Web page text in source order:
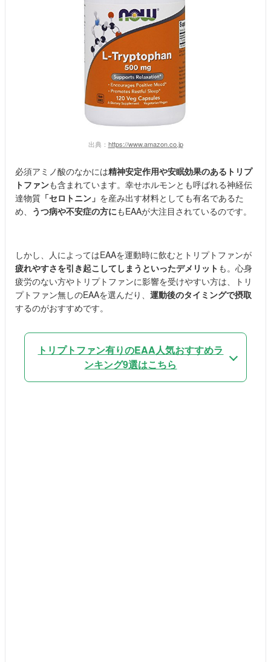
出典： https://www.amazon.co.jp
必須アミノ酸のなかには精神安定作用や安眠効果のあるトリプ
トファンも含まれています。幸せホルモンとも呼ばれる神経伝
達物質 「セロトニン」 を産み出す材料としても有名であるた
め、 うつ病や不安症の方にもEAAが大注目されているのです。
しかし、人によってはEAAを運動時に飲むとトリプトファンが
疲れやすさを引き起こしてしまうといったデメリット も。心身
疲労のない方やトリプトファンに影響を受けやすい方は、トリ
プトファン無しのEAAを選んだり、 運動後のタイミングで摂取
するのがおすすめです。
トリプトファン有りのEAA人気おすすめラ
ンキング9選はこちら